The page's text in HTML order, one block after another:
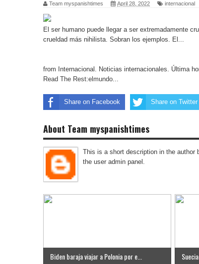
Team myspanishtimes April 28, 2022 internacional
El ser humano puede llegar a ser extremadamente
crueldad más nihilista. Sobran los ejemplos. El...
from Internacional. Noticias internacionales. Última
Read The Rest:elmundo...
Share on Facebook Share on Twitter
About Team myspanishtimes
This is a short description in the author
the user admin panel.
Biden baraja viajar a Polonia por e...